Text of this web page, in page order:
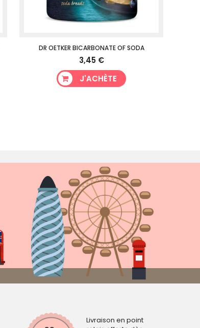
DR OETKER BICARBONATE OF SODA
3,45 €
J'ACHÈTE
Livraison en point